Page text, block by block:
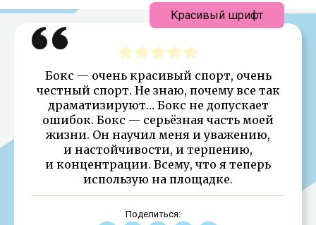
Бокс — очень красивый спорт, очень
честный спорт. Не знаю, почему все так
драматизируют… Бокс не допускает
ошибок. Бокс — серьёзная часть моей
жизни. Он научил меня и уважению,
и настойчивости, и терпению,
и концентрации. Всему, что я теперь
использую на площадке.
Поделиться:
Красивый шрифт